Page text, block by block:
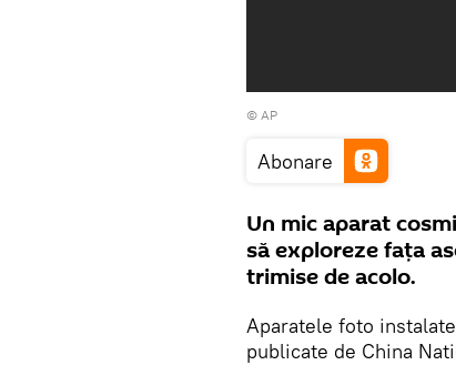
© AP
Abonare
Un mic aparat
să exploreze fața
trimise de acolo.
Aparatele foto
publicate de China